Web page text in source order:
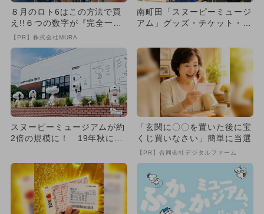
８月のロト6はこの方法で買
え!!６つの数字が『完全一
致』する方法
【PR】株式会社MURA
南町田「スヌーピーミュージ
アム」グッズ・チケット・展
スヌーピーミュージアムが約
2倍の規模に！ 19年秋に町
「玄関に〇〇を置いた後に宝
くじ買いなさい」簡単に当選
【PR】合同会社デジタルファーム